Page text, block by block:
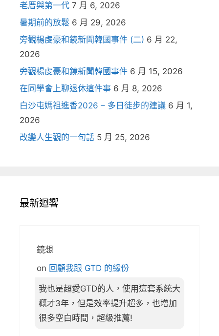
老厝與第一代 7 月 6, 2026
暑期前的放鬆 6 月 29, 2026
旁觀楊虔豪和鏡新聞韓國事件 (二) 6 月 22,
2026
旁觀楊虔豪和鏡新聞韓國事件 6 月 15, 2026
在同學會上聊退休這件事 6 月 8, 2026
白沙屯媽祖進香2026 – 多日徒步的建議 6 月 1,
2026
改變人生觀的一句話 5 月 25, 2026
最新迴響
鏡想
on 回顧我跟 GTD 的緣份
我也是超愛GTD的人，使用這套系統大
概才3年，但是效率提升超多，也增加
很多空白時間，超級推薦!